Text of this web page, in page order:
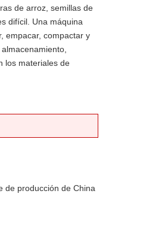
de arroz, semillas de
difícil. Una máquina
empacar, compactar y
los materiales de
de producción de China